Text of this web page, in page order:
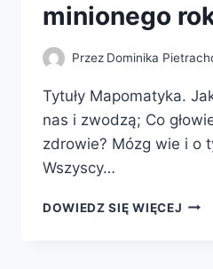
minionego
Przez Dominika
Tytuły Mapomatyka.
nas i zwodzą; Co
zdrowie? Mózg wie i o
Wszyscy…
DOWIEDZ SIĘ WIĘCEJ